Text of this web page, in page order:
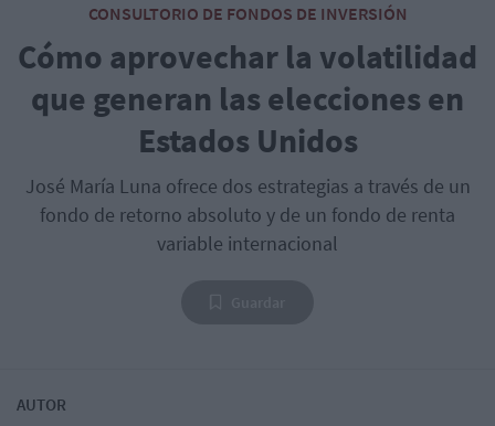
CONSULTORIO DE FONDOS DE INVERSIÓN
Cómo aprovechar la volatilidad
que generan las elecciones en
Estados Unidos
José María Luna ofrece dos estrategias a través de un
fondo de retorno absoluto y de un fondo de renta
variable internacional
AUTOR